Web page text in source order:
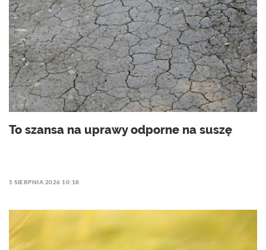
To szansa na uprawy odporne na suszę
5 SIERPNIA 2026 10:18